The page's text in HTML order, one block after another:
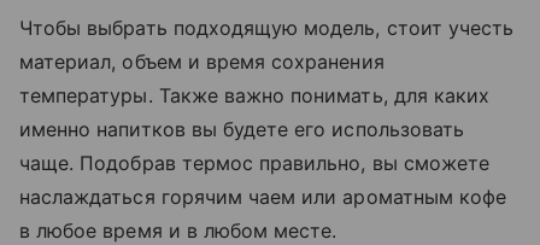
Чтобы выбрать подходящую модель, стоит учесть
материал, объем и время сохранения
температуры. Также важно понимать, для каких
именно напитков вы будете его использовать
чаще. Подобрав термос правильно, вы сможете
наслаждаться горячим чаем или ароматным кофе
в любое время и в любом месте.